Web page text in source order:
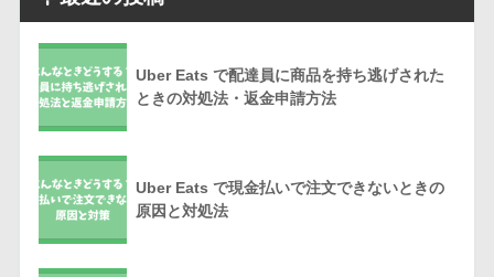
Uber Eats で配達員に商品を持ち逃げされた
ときの対処法・返金申請方法
Uber Eats で現金払いで注文できないときの
原因と対処法